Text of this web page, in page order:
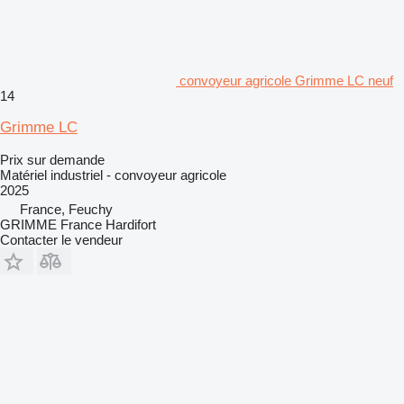
convoyeur agricole Grimme LC neuf
14
Grimme LC
Prix sur demande
Matériel industriel - convoyeur agricole
2025
France, Feuchy
GRIMME France Hardifort
Contacter le vendeur